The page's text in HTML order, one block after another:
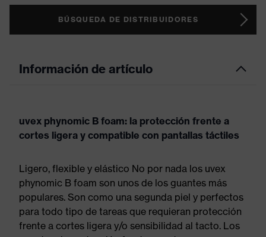
BÚSQUEDA DE DISTRIBUIDORES
Información de artículo
uvex phynomic B foam: la protección frente a
cortes ligera y compatible con pantallas táctiles
Ligero, flexible y elástico No por nada los uvex
phynomic B foam son unos de los guantes más
populares. Son como una segunda piel y perfectos
para todo tipo de tareas que requieran protección
frente a cortes ligera y/o sensibilidad al tacto. Los